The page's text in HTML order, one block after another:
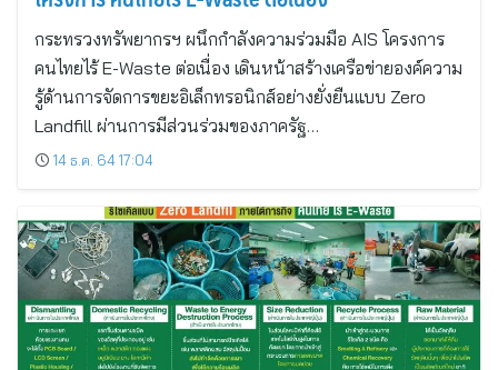
กระทรวงทรัพยากรฯ ผนึกกำลังความร่วมมือ AIS โครงการ
คนไทยไร้ E-Waste ต่อเนื่อง เดินหน้าสร้างเครือข่ายองค์ความ
รู้ด้านการจัดการขยะอิเล็กทรอนิกส์อย่างยั่งยืนแบบ Zero
Landfill ผ่านการมีส่วนร่วมของภาครัฐ…
14 ธ.ค. 64 17:04